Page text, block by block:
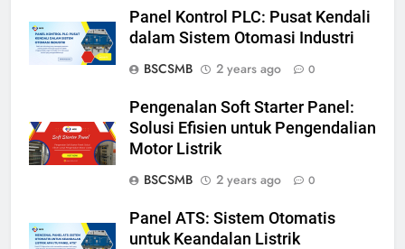
Panel Kontrol PLC: Pusat Kendali
dalam Sistem Otomasi Industri
BSCSMB
2 years ago 0
Pengenalan Soft Starter Panel:
Solusi Efisien untuk Pengendalian
Motor Listrik
BSCSMB
2 years ago 0
Panel ATS: Sistem Otomatis
untuk Keandalan Listrik